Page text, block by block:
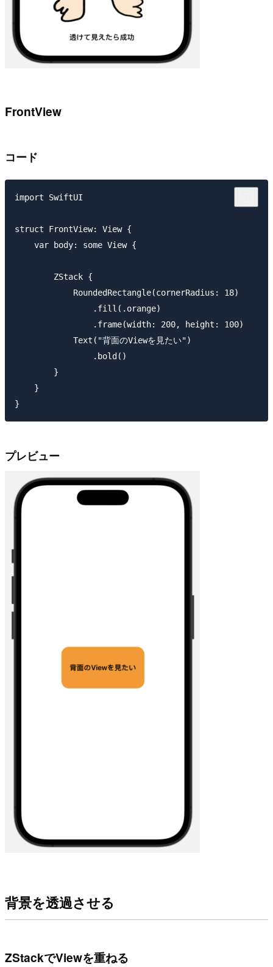
FrontView
コード
import SwiftUI
struct FrontView: View {
    var body: some View {
        ZStack {
            RoundedRectangle(cornerRadius: 18)
                .fill(.orange)
                .frame(width: 200, height: 100)
            Text("背面のViewを見たい")
                .bold()
        }
    }
プレビュー
背景を透過させる
ZStackでViewを重ねる